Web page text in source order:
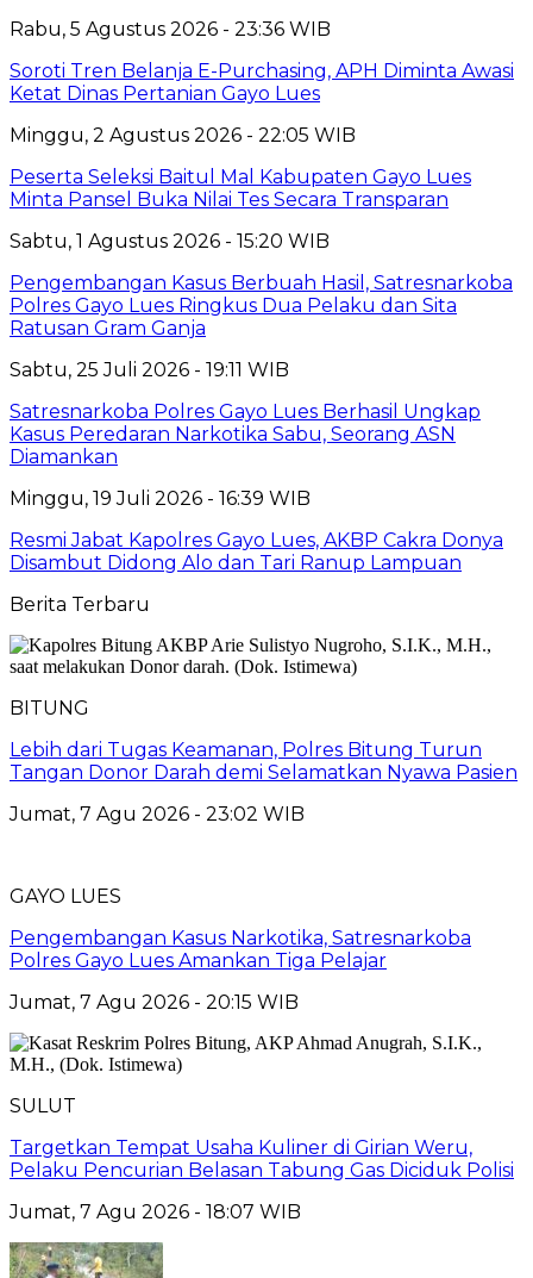
Rabu, 5 Agustus 2026 - 23:36 WIB
Soroti Tren Belanja E-Purchasing, APH Diminta Awasi
Ketat Dinas Pertanian Gayo Lues
Minggu, 2 Agustus 2026 - 22:05 WIB
Peserta Seleksi Baitul Mal Kabupaten Gayo Lues
Minta Pansel Buka Nilai Tes Secara Transparan
Sabtu, 1 Agustus 2026 - 15:20 WIB
Pengembangan Kasus Berbuah Hasil, Satresnarkoba
Polres Gayo Lues Ringkus Dua Pelaku dan Sita
Ratusan Gram Ganja
Sabtu, 25 Juli 2026 - 19:11 WIB
Satresnarkoba Polres Gayo Lues Berhasil Ungkap
Kasus Peredaran Narkotika Sabu, Seorang ASN
Diamankan
Minggu, 19 Juli 2026 - 16:39 WIB
Resmi Jabat Kapolres Gayo Lues, AKBP Cakra Donya
Disambut Didong Alo dan Tari Ranup Lampuan
Berita Terbaru
BITUNG
Lebih dari Tugas Keamanan, Polres Bitung Turun
Tangan Donor Darah demi Selamatkan Nyawa Pasien
Jumat, 7 Agu 2026 - 23:02 WIB
GAYO LUES
Pengembangan Kasus Narkotika, Satresnarkoba
Polres Gayo Lues Amankan Tiga Pelajar
Jumat, 7 Agu 2026 - 20:15 WIB
SULUT
Targetkan Tempat Usaha Kuliner di Girian Weru,
Pelaku Pencurian Belasan Tabung Gas Diciduk Polisi
Jumat, 7 Agu 2026 - 18:07 WIB